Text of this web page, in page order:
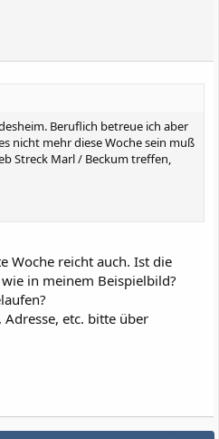
Beruflich betreue ich aber
nicht mehr diese Woche sein muß
Streck Marl / Beckum treffen,
Woche reicht auch. Ist die
in meinem Beispielbild?
Adresse, etc. bitte über